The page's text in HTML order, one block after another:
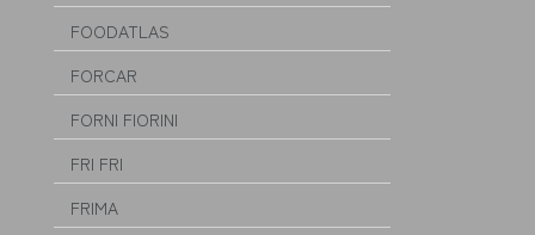
FOODATLAS
FORCAR
FORNI FIORINI
FRI FRI
FRIMA